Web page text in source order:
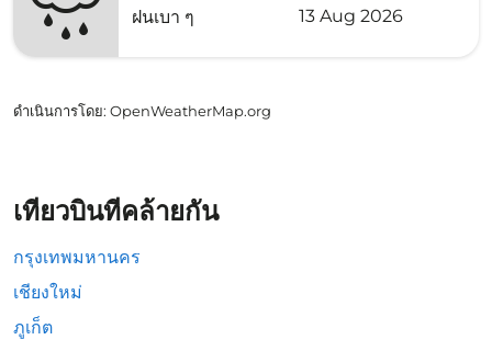
ฝนเบา ๆ
13 Aug 2026
ดำเนินการโดย: OpenWeatherMap.org
เที่ยวบินที่คล้ายกัน
กรุงเทพมหานคร
เชียงใหม่
ภูเก็ต